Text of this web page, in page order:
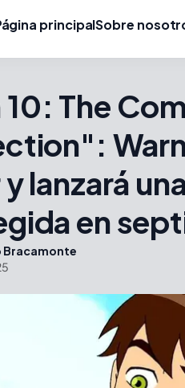
principalSobre
10: The
lanzará
en
Bracamonte